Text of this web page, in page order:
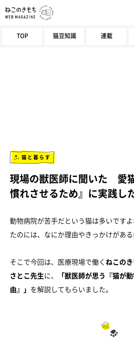
TOP 猫豆知識 連載
猫と暮らす
現場の獣医師に聞いた 愛
慣れさせるため』に実践し
動物病院が苦手だという猫は多いです
たのには、なにか理由やきっかけがあ
そこで今回は、医療現場で働く ねこの
さとこ先生に、
「獣医師が思う『猫が
由』」 を解説してもらいました。